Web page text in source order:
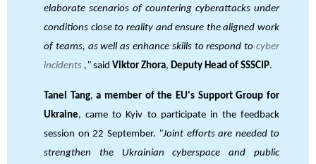
elaborate scenarios of countering cyberattacks under
conditions close to reality and ensure the aligned work
of teams, as well as enhance skills to respond to cyber
incidents ," said Viktor Zhora, Deputy Head of SSSCIP.
Tanel Tang,a member of the EU's Support Group for
Ukraine, came to Kyiv to participate in the feedback
session on 22 September. "Joint efforts are needed to
strengthen the Ukrainian cyberspace and public